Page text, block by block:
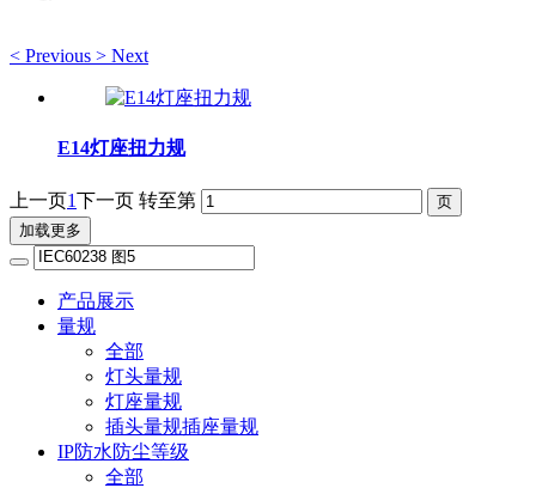
< Previous > Next
E14灯座扭力规
上一页1下一页 转至第
加载更多
产品展示
量规
全部
灯头量规
灯座量规
插头量规插座量规
IP防水防尘等级
全部